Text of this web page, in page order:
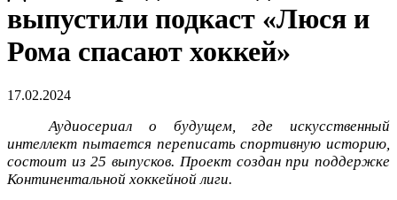
выпустили подкаст «Люся и
Рома спасают хоккей»
17.02.2024
Аудиосериал о будущем, где искусственный
интеллект пытается переписать спортивную историю,
состоит из 25 выпусков. Проект создан при поддержке
Континентальной хоккейной лиги.